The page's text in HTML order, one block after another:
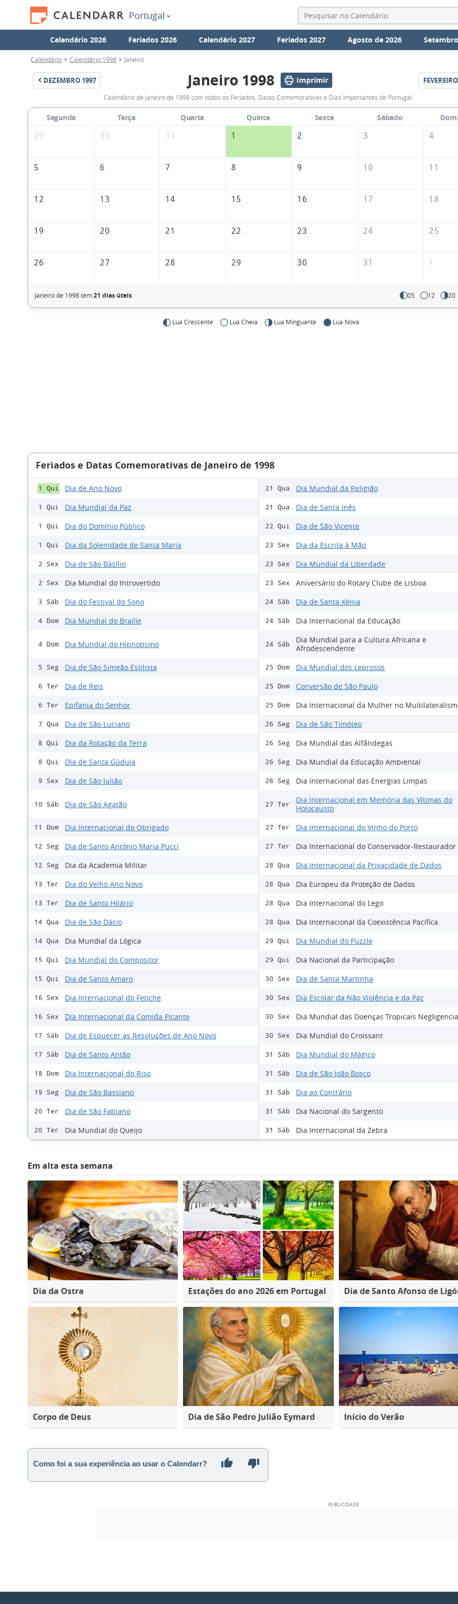
Portugal
Calendário 2026 Feriados 2026 Calendário 2027 Feriados 2027 Agosto de 2026
Calendário Calendário 1998 Janeiro
DEZEMBRO 1997
Calendário
de
Janeiro
1998
Janeiro 1998 Imprimir FEVEREIRO
Calendário de Janeiro de 1998 com todos os Feriados, Datas Comemorativas e Dias Importantes de Portugal.
Segunda Terça Quarta Quinta Sexta Sábado
29
30 31 1 2 3 4
5 6 7 8 9 10 11
12 13 14 15 16 17 18
19 20 21 22 23 24 25
26 27 28 29 30 31 1
Janeiro de 1998 tem21 dias úteis. 05 12 20
Lua Crescente Lua Cheia Lua Minguante Lua Nova
Feriados e Datas Comemorativas de Janeiro de 1998
1 Qui Dia de Ano Novo
1 Qui Dia Mundial da Paz
1 Qui Dia do Domínio Público
1 Qui Dia da Solenidade de Santa Maria
2 Sex Dia de São Basílio
2 Sex Dia Mundial do Introvertido
3 Sáb Dia do Festival do Sono
4 Dom Dia Mundial do Braille
4 Dom Dia Mundial do Hipnotismo
5 Seg Dia de São Simeão Estilista
6 Ter Dia de Reis
6 Ter Epifania do Senhor
7 Qua Dia de São Luciano
8 Qui Dia da Rotação da Terra
8 Qui Dia de Santa Gúdula
9 Sex Dia de São Julião
10 Sáb Dia de São Agatão
11 Dom Dia Internacional do Obrigado
12 Seg Dia de Santo António Maria Pucci
12 Seg Dia da Academia Militar
13 Ter Dia do Velho Ano Novo
13 Ter Dia de Santo Hilário
14 Qua Dia de São Dácio
14 Qua Dia Mundial da Lógica
15 Qui Dia Mundial do Compositor
15 Qui Dia de Santo Amaro
16 Sex Dia Internacional do Fetiche
16 Sex Dia Internacional da Comida Picante
17 Sáb Dia de Esquecer as Resoluções de Ano Novo
17 Sáb Dia de Santo Antão
18 Dom Dia Internacional do Riso
19 Seg Dia de São Bassiano
20 Ter Dia de São Fabiano
20 Ter Dia Mundial do Queijo
21 Qua Dia Mundial da Religião
21 Qua Dia de Santa Inês
22 Qui Dia de São Vicente
23 Sex Dia da Escrita à Mão
23 Sex Dia Mundial da Liberdade
23 Sex Aniversário do Rotary Clube de Lisboa
24 Sáb Dia de Santa Xénia
24 Sáb Dia Internacional da Educação
24 Sáb
Dia Mundial para a Cultura Africana e
Afrodescendente
25 Dom Dia Mundial dos Leprosos
25 Dom Conversão de São Paulo
25 Dom Dia Internacional da Mulher no
26 Seg Dia de São Timóteo
26 Seg Dia Mundial das Alfândegas
26 Seg Dia Mundial da Educação Ambiental
26 Seg Dia Internacional das Energias Limpas
27 Ter
Dia Internacional em Memória das Vítimas do
Holocausto
27 Ter Dia Internacional do Vinho do Porto
27 Ter Dia Internacional do Conservador-Restaurador
28 Qua Dia Internacional da Privacidade de Dados
28 Qua Dia Europeu da Proteção de Dados
28 Qua Dia Internacional do Lego
28 Qua Dia Internacional da Coexistência Pacífica
29 Qui Dia Mundial do Puzzle
29 Qui Dia Nacional da Participação
30 Sex Dia de Santa Martinha
30 Sex Dia Escolar da Não Violência e da Paz
30 Sex Dia Mundial das Doenças Tropicais
30 Sex Dia Mundial do Croissant
31 Sáb Dia Mundial do Mágico
31 Sáb Dia de São João Bosco
31 Sáb Dia ao Contrário
31 Sáb Dia Nacional do Sargento
31 Sáb Dia Internacional da Zebra
Em alta esta semana
Dia da Ostra Estações do ano 2026 em Portugal Dia de Santo Afonso de
Corpo de Deus Dia de São Pedro Julião Eymard Início do Verão
Como foi a sua experiência ao usar o Calendarr?